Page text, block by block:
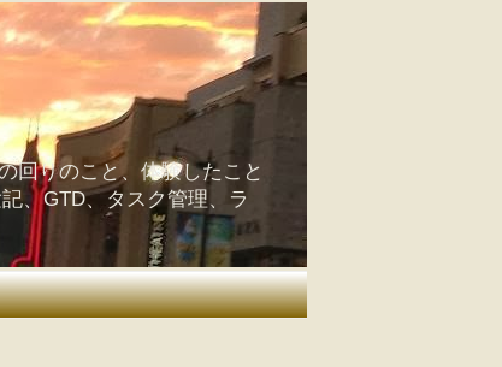
回りのこと、体験したこと
、GTD、タスク管理、ラ